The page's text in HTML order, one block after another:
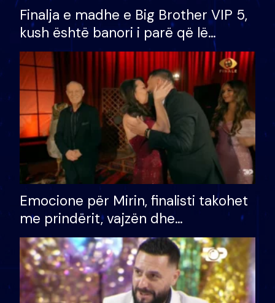
Finalja e madhe e Big Brother VIP 5,
kush është banori i parë që lë
shtëpinë dhe humb mundësinë për
të fituar çmimin e madh
Emocione për Mirin, finalisti takohet
me prindërit, vajzën dhe
bashkëshorten: S’kemi ndonjë letër
divorci apo jo?